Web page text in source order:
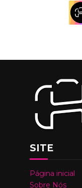
SITE
Página inicial
Sobre Nós